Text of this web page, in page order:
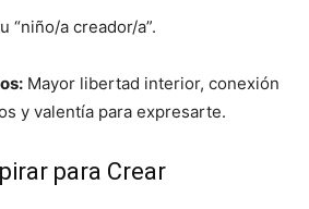
“niño/a creador/a”.
Mayor libertad interior, conexión
y valentía para expresarte.
para Crear